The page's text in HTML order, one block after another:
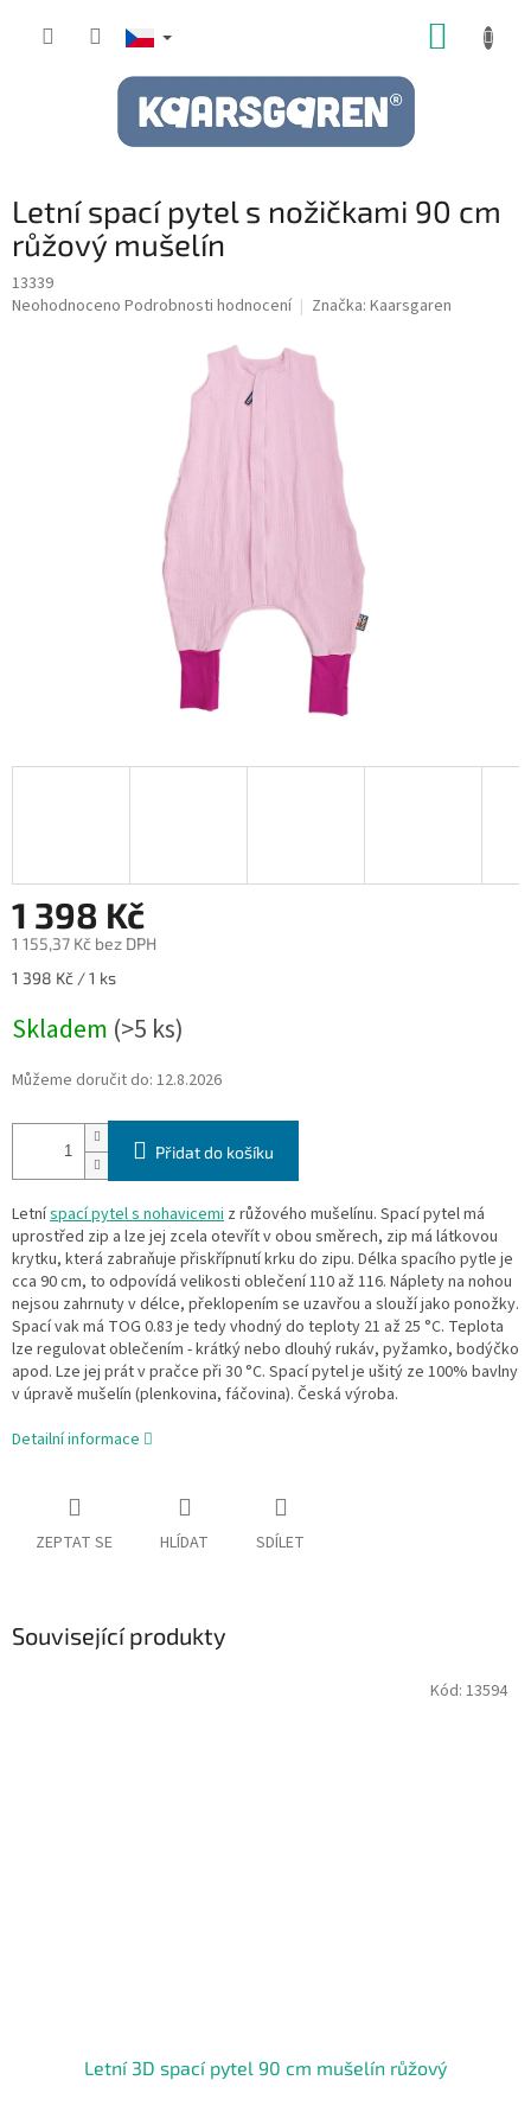
Letní spací pytel s nožičkami 90 cm
růžový mušelín
13339
Průměrné
Neohodnoceno Podrobnosti hodnocení Značka: Kaarsgaren
1 398 Kč
1 155,37 Kč bez DPH
Měrná
1 398 Kč / 1 ks
Skladem (>5 ks)
Můžeme doručit do: 12.8.2026
Přidat do košíku
Letníspací pytel s nohavicemi z růžového mušelínu. Spací pytel má
uprostřed zip a lze jej zcela otevřít v obou směrech, zip má látkovou
krytku, která zabraňuje přiskřípnutí krku do zipu. Délka spacího pytle je
cca 90 cm, to odpovídá velikosti oblečení 110 až 116. Náplety na nohou
nejsou zahrnuty v délce, překlopením se uzavřou a slouží jako ponožky.
Spací vak má TOG 0.83 je tedy vhodný do teploty 21 až 25 °C. Teplota
lze regulovat oblečením - krátký nebo dlouhý rukáv, pyžamko, bodýčko
apod. Lze jej prát v pračce při 30 °C. Spací pytel je ušitý ze 100% bavlny
v úpravě mušelín (plenkovina, fáčovina). Česká výroba.
Detailní informace
ZEPTAT SE HLÍDAT SDÍLET
Související produkty
Letní 3D spací pytel 90 cm mušelín růžový
Kód: 13594